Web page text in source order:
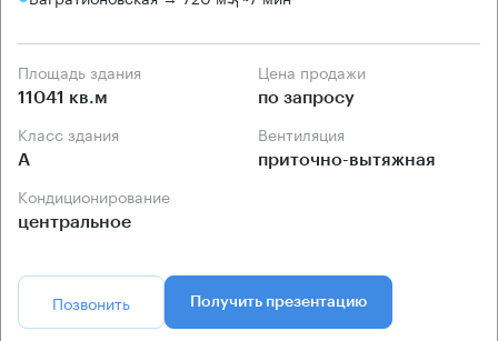
Площадь здания
11041 кв.м
Цена продажи
по запросу
Класс здания
А
Вентиляция
приточно-вытяжная
Кондиционирование
центральное
Позвонить Получить презентацию